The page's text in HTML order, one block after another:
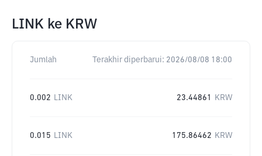
LINK ke KRW
Jumlah Terakhir diperbarui: 2026/08/08 18:00
0.002 LINK 23.44861 KRW
0.015 LINK 175.86462 KRW